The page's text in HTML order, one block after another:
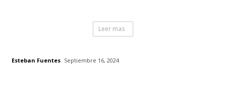
Leer mas
Esteban Fuentes Septiembre 16, 2024